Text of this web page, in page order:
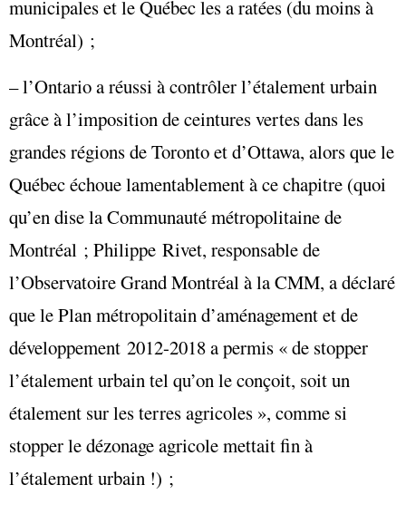
municipales et le Québec les a ratées (du moins à
Montréal) ;
– l’Ontario a réussi à contrôler l’étalement urbain
grâce à l’imposition de ceintures vertes dans les
grandes régions de Toronto et d’Ottawa, alors que le
Québec échoue lamentablement à ce chapitre (quoi
qu’en dise la Communauté métropolitaine de
Montréal ; Philippe Rivet, responsable de
l’Observatoire Grand Montréal à la CMM, a déclaré
que le Plan métropolitain d’aménagement et de
développement 2012-2018 a permis « de stopper
l’étalement urbain tel qu’on le conçoit, soit un
étalement sur les terres agricoles », comme si
stopper le dézonage agricole mettait fin à
l’étalement urbain !) ;